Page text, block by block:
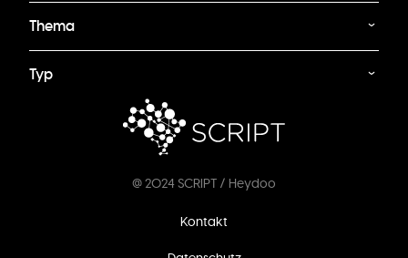
Thema
Typ
@ 2024 SCRIPT / Heydoo
Kontakt